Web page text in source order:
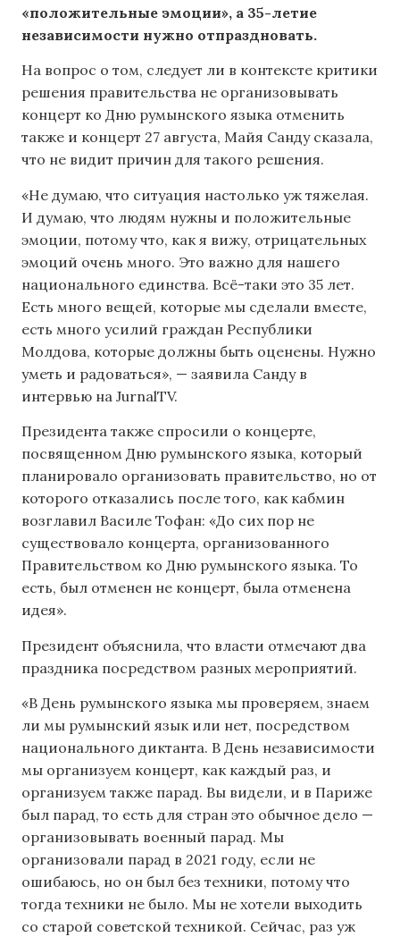
«положительные эмоции», а 35-летие
независимости нужно отпраздновать.
На вопрос о том, следует ли в контексте критики
решения правительства не организовывать
концерт ко Дню румынского языка отменить
также и концерт 27 августа, Майя Санду сказала,
что не видит причин для такого решения.
«Не думаю, что ситуация настолько уж тяжелая.
И думаю, что людям нужны и положительные
эмоции, потому что, как я вижу, отрицательных
эмоций очень много. Это важно для нашего
национального единства. Всё-таки это 35 лет.
Есть много вещей, которые мы сделали вместе,
есть много усилий граждан Республики
Молдова, которые должны быть оценены. Нужно
уметь и радоваться», — заявила Санду в
интервью на JurnalTV.
Президента также спросили о концерте,
посвященном Дню румынского языка, который
планировало организовать правительство, но от
которого отказались после того, как кабмин
возглавил Василе Тофан: «До сих пор не
существовало концерта, организованного
Правительством ко Дню румынского языка. То
есть, был отменен не концерт, была отменена
идея».
Президент объяснила, что власти отмечают два
праздника посредством разных мероприятий.
«В День румынского языка мы проверяем, знаем
ли мы румынский язык или нет, посредством
национального диктанта. В День независимости
мы организуем концерт, как каждый раз, и
организуем также парад. Вы видели, и в Париже
был парад, то есть для стран это обычное дело —
организовывать военный парад. Мы
организовали парад в 2021 году, если не
ошибаюсь, но он был без техники, потому что
тогда техники не было. Мы не хотели выходить
со старой советской техникой. Сейчас, раз уж